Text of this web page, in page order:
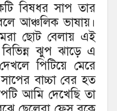
বিষধর সাপ তার
আঞ্চলিক ভাষায়।
ছোট বেলায় এই
ঝুপ ঝাড়ে এ
পিটিয়ে মেরে
বাচ্চা বের হত
আমি দেখেছি তা